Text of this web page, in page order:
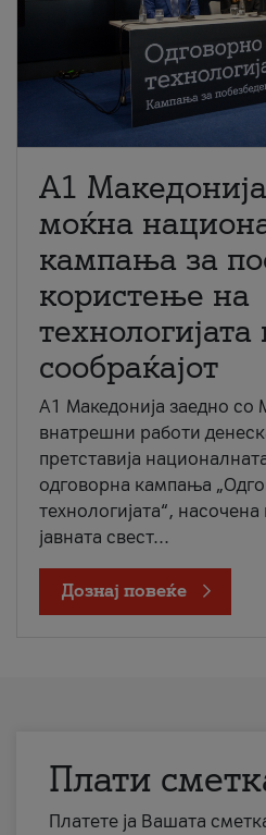
A1
моќна
кампања за
користење на
технологијата
сообраќајот
A1 Македонија заедно со
внатрешни работи
претставија
одговорна кампања
технологијата“,
јавната свест...
Дознај повеќе
Плати
Платете ја Вашата